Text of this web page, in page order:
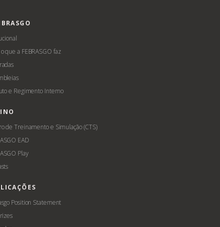
que a FEBRASGO faz
e Regimento Interno
de Treinamento e Simulação (CTS)
EAD
Play
Position Statement